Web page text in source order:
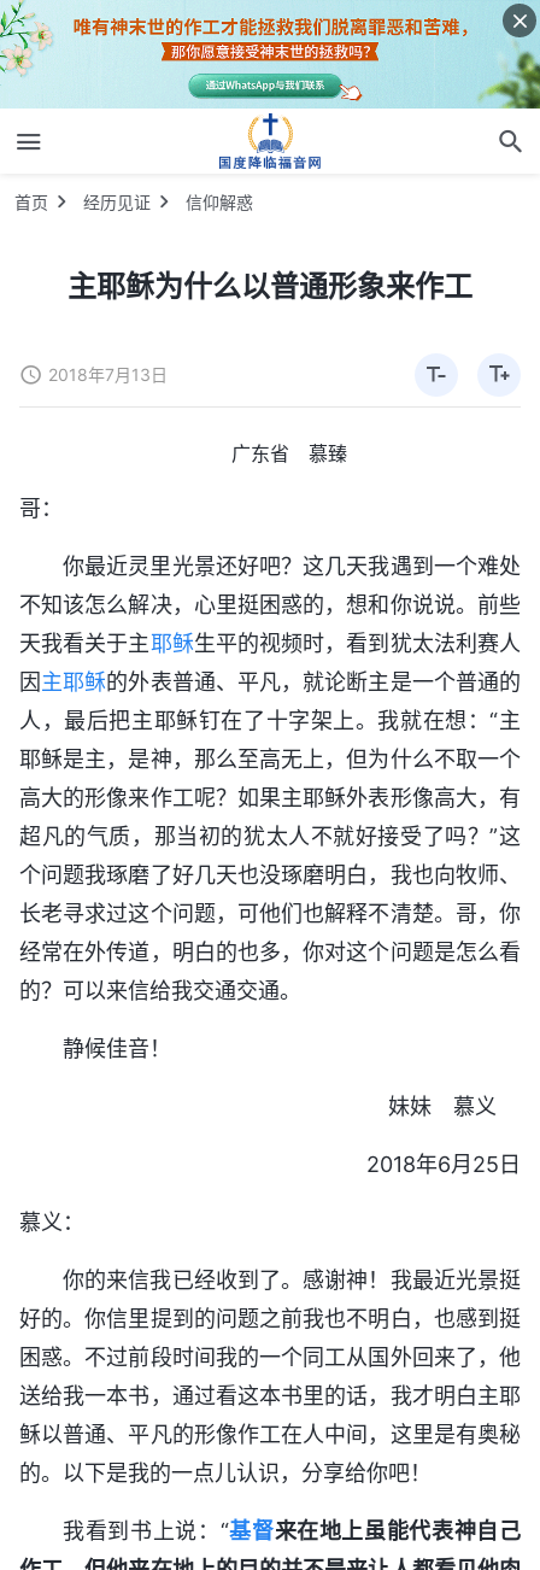
首页 经历见证 信仰解惑
主耶稣为什么以普通形象来作工
2018年7月13日
广东省 慕臻
哥：
你最近灵里光景还好吧？这几天我遇到一个难处
不知该怎么解决，心里挺困惑的，想和你说说。前些
天我看关于主耶稣生平的视频时，看到犹太法利赛人
因主耶稣的外表普通、平凡，就论断主是一个普通的
人，最后把主耶稣钉在了十字架上。我就在想：“主
耶稣是主，是神，那么至高无上，但为什么不取一个
高大的形像来作工呢？如果主耶稣外表形像高大，有
超凡的气质，那当初的犹太人不就好接受了吗？”这
个问题我琢磨了好几天也没琢磨明白，我也向牧师、
长老寻求过这个问题，可他们也解释不清楚。哥，你
经常在外传道，明白的也多，你对这个问题是怎么看
的？可以来信给我交通交通。
静候佳音！
妹妹 慕义
2018年6月25日
慕义：
你的来信我已经收到了。感谢神！我最近光景挺
好的。你信里提到的问题之前我也不明白，也感到挺
困惑。不过前段时间我的一个同工从国外回来了，他
送给我一本书，通过看这本书里的话，我才明白主耶
稣以普通、平凡的形像作工在人中间，这里是有奥秘
的。以下是我的一点儿认识，分享给你吧！
我看到书上说：“基督来在地上虽能代表神自己